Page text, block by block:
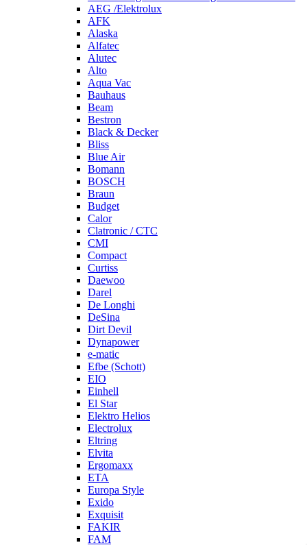
AEG /Elektrolux
AFK
Alaska
Alfatec
Alutec
Alto
Aqua Vac
Bauhaus
Beam
Bestron
Black & Decker
Bliss
Blue Air
Bomann
BOSCH
Braun
Budget
Calor
Clatronic / CTC
CMI
Compact
Curtiss
Daewoo
Darel
De Longhi
DeSina
Dirt Devil
Dynapower
e-matic
Efbe (Schott)
EIO
Einhell
El Star
Elektro Helios
Electrolux
Eltring
Elvita
Ergomaxx
ETA
Europa Style
Exido
Exquisit
FAKIR
FAM